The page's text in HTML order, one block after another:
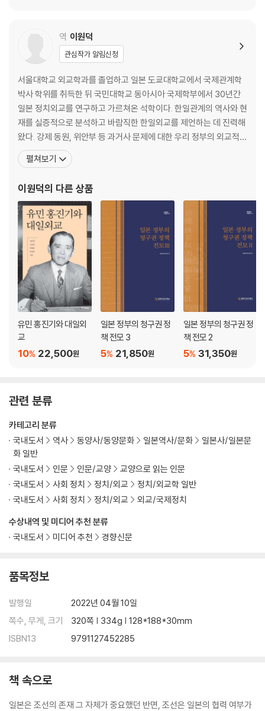
한일관계 연대표
역 이원덕
관심작가 알림신청
서울대학교 외교학과를 졸업하고 일본 도쿄대학교에서 국제관계학
박사 학위를 취득한 뒤 국민대학교 동아시아 국제학부에서 30년간
일본 정치외교를 연구하고 가르쳐온 석학이다. 한일관계의 역사와 현
재를 실증적으로 분석하고 바람직한 한일외교를 제언하는 데 진력해
왔다. 강제 동원, 위안부 등 과거사 문제에 대한 우리 정부의 외교적,
법적 논리를 구축하는 데 핵심적인 역할을 해왔다는 평가를 받고 있
다. 2005년 노무현 정부 때 3만 5354쪽에 달하는, 13년 8개월간의
일본 정부의 반인도적 불법행위의 법적 책임이 여전히 남아
펼쳐보기
이원덕의 다른 상품
유민 홍진기와 대일외
교
22,500원
10%
일본 정부의 청구권 정
책 전모 3
21,850원
5%
일본 정부의 청구권 정
책 전모 2
31,350원
5%
관련 분류
수상내역 및 미디어 추천 분류
국내도서
미디어 추천 경향신문
카테고리 분류
국내도서
역사 동양사/동양문화 일본역사/문화
일본사/일본문
화 일반
국내도서
인문 인문/교양
교양으로 읽는 인문
국내도서
사회 정치 정치/외교
정치/외교학 일반
국내도서
사회 정치 정치/외교 외교/국제정치
품목정보
발행일
2022년 04월 10일
쪽수, 무게, 크기
320쪽 | 334g | 128*188*30mm
ISBN13
9791127452285
책 속으로
일본은 조선의 존재 그 자체가 중요했던 반면, 조선은 일본의 협력 여부가